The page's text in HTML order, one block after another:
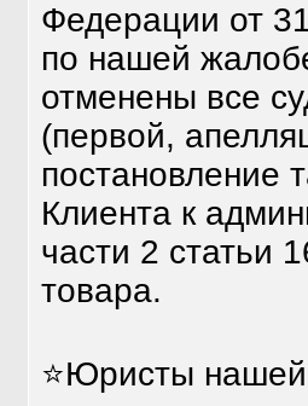
Федерации от
по нашей
отменены все
(первой,
постановление
Клиента к
части 2 статьи
товара.
⭐Юристы